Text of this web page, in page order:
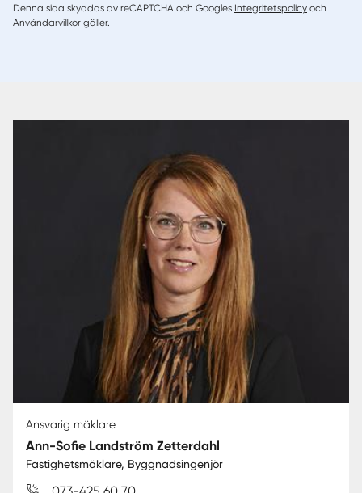
Denna sida skyddas av reCAPTCHA och Googles Integritetspolicy och
Användarvillkor gäller.
Ansvarig mäklare
Ann-Sofie Landström Zetterdahl
Fastighetsmäklare, Byggnadsingenjör